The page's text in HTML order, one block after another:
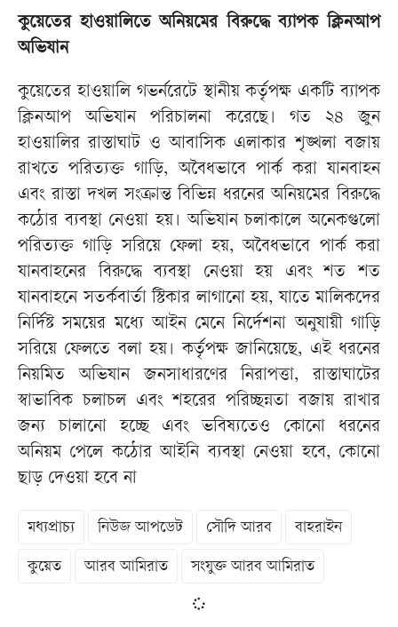
কুয়েতের হাওয়ালিতে অনিয়মের বিরুদ্ধে ব্যাপক ক্লিনআপ
অভিযান
কুয়েতের হাওয়ালি গভর্নরেটে স্থানীয় কর্তৃপক্ষ একটি ব্যাপক
ক্লিনআপ অভিযান পরিচালনা করেছে। গত ২৪ জুন
হাওয়ালির রাস্তাঘাট ও আবাসিক এলাকার শৃঙ্খলা বজায়
রাখতে পরিত্যক্ত গাড়ি, অবৈধভাবে পার্ক করা যানবাহন
এবং রাস্তা দখল সংক্রান্ত বিভিন্ন ধরনের অনিয়মের বিরুদ্ধে
কঠোর ব্যবস্থা নেওয়া হয়। অভিযান চলাকালে অনেকগুলো
পরিত্যক্ত গাড়ি সরিয়ে ফেলা হয়, অবৈধভাবে পার্ক করা
যানবাহনের বিরুদ্ধে ব্যবস্থা নেওয়া হয় এবং শত শত
যানবাহনে সতর্কবার্তা স্টিকার লাগানো হয়, যাতে মালিকদের
নির্দিষ্ট সময়ের মধ্যে আইন মেনে নির্দেশনা অনুযায়ী গাড়ি
সরিয়ে ফেলতে বলা হয়। কর্তৃপক্ষ জানিয়েছে, এই ধরনের
নিয়মিত অভিযান জনসাধারণের নিরাপত্তা, রাস্তাঘাটের
স্বাভাবিক চলাচল এবং শহরের পরিচ্ছন্নতা বজায় রাখার
জন্য চালানো হচ্ছে এবং ভবিষ্যতেও কোনো ধরনের
অনিয়ম পেলে কঠোর আইনি ব্যবস্থা নেওয়া হবে, কোনো
ছাড় দেওয়া হবে না
মধ্যপ্রাচ্য নিউজ আপডেট সৌদি আরব বাহরাইন
কুয়েত আরব আমিরাত সংযুক্ত আরব আমিরাত